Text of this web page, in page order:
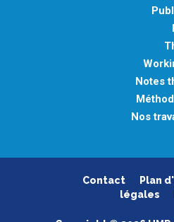
Notes
Nos
Contact Plan
légales